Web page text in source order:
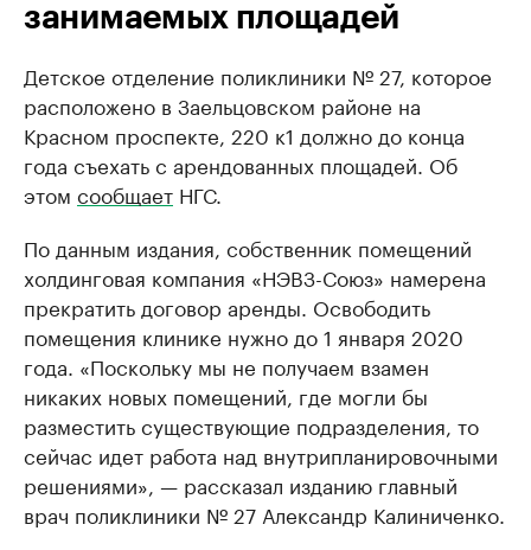
занимаемых площадей
Детское отделение поликлиники № 27, которое
расположено в Заельцовском районе на
Красном проспекте, 220 к1 должно до конца
года съехать с арендованных площадей. Об
этом сообщает НГС.
По данным издания, собственник помещений
холдинговая компания «НЭВЗ-Союз» намерена
прекратить договор аренды. Освободить
помещения клинике нужно до 1 января 2020
года. «Поскольку мы не получаем взамен
никаких новых помещений, где могли бы
разместить существующие подразделения, то
сейчас идет работа над внутрипланировочными
решениями», — рассказал изданию главный
врач поликлиники № 27 Александр Калиниченко.